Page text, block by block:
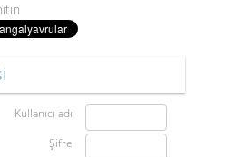
Kullanıcı adı
Şifre